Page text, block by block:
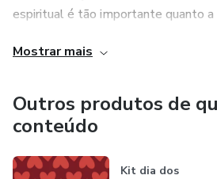
espiritual é tão importante quanto a
ensinamentos de Cristo em suas
Mostrar mais
Outros produtos de
conteúdo
Kit dia dos